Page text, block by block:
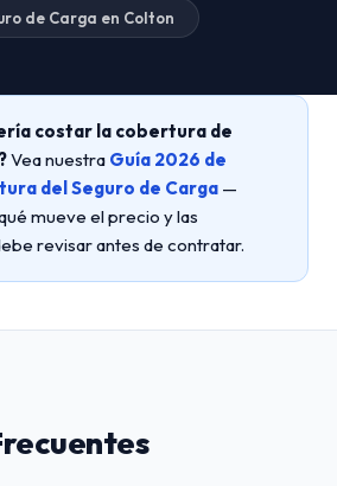
de Carga en Colton
costar la cobertura de
Vea nuestra Guía 2026 de
del Seguro de Carga —
mueve el precio y las
revisar antes de contratar.